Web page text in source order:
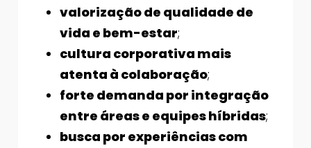
valorização de qualidade de
vida e bem-estar;
cultura corporativa mais
atenta à colaboração;
forte demanda por integração
entre áreas e equipes híbridas;
busca por experiências com